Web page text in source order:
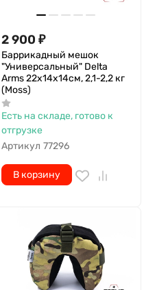
2 900 ₽
Баррикадный мешок
"Универсальный" Delta
Arms 22х14х14см, 2,1-2,2 кг
(Moss)
Есть на складе, готово к
отгрузке
Артикул 77296
В корзину